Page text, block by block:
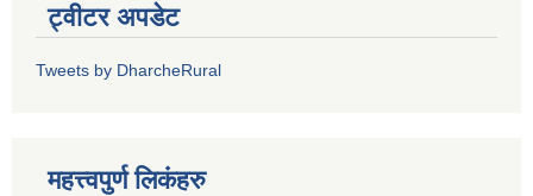
ट्वीटर अपडेट
Tweets by DharcheRural
महत्त्वपुर्ण लिकंहरु